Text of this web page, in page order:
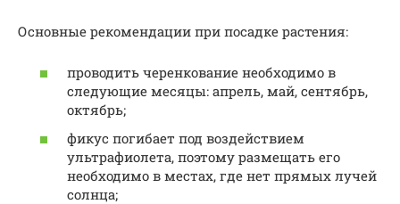
Основные рекомендации при посадке растения:
проводить черенкование необходимо в
следующие месяцы: апрель, май, сентябрь,
октябрь;
фикус погибает под воздействием
ультрафиолета, поэтому размещать его
необходимо в местах, где нет прямых лучей
солнца;